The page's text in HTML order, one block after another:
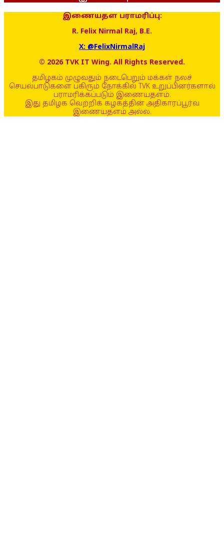
இணையதள பராமரிப்பு:
R. Felix Nirmal Raj, B.E.
X: @FelixNirmalRaj
© 2026 TVK IT Wing. All Rights Reserved.
தமிழகம் முழுவதும் நடைபெறும் மக்கள் நலச்
செயல்பாடுகளை பகிரும் நோக்கில் TVK உறுப்பினர்களால்
பராமரிக்கப்படும் இணையதளம்.
இது தமிழக வெற்றிக் கழகத்தின் அதிகாரப்பூர்வ
இணையதளம் அல்ல.